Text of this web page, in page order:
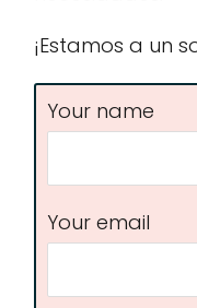
¡Estamos a un
Your name
Your email